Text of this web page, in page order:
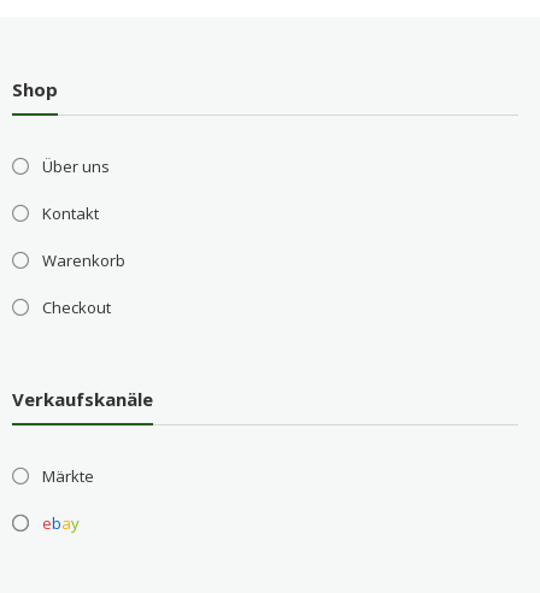
Shop
Über uns
Kontakt
Warenkorb
Checkout
Verkaufskanäle
Märkte
ebay